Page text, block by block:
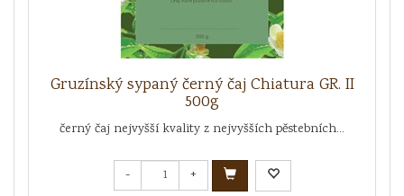
Gruzínský sypaný černý čaj Chiatura GR. II
500g
černý čaj nejvyšší kvality z nejvyšších pěstebních...
- +